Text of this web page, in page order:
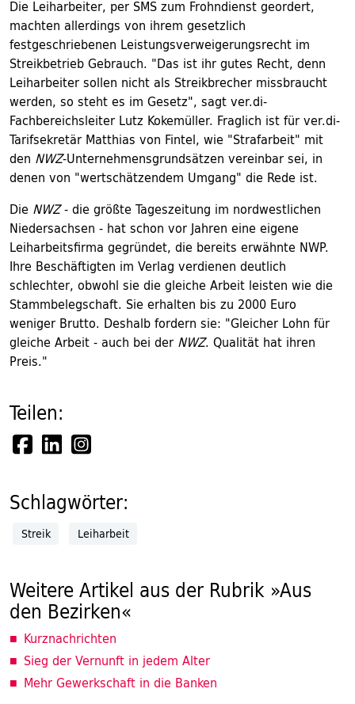
Die Leiharbeiter, per SMS zum Frohndienst geordert,
machten allerdings von ihrem gesetzlich
festgeschriebenen Leistungsverweigerungsrecht im
Streikbetrieb Gebrauch. "Das ist ihr gutes Recht, denn
Leiharbeiter sollen nicht als Streikbrecher missbraucht
werden, so steht es im Gesetz", sagt ver.di-
Fachbereichsleiter Lutz Kokemüller. Fraglich ist für ver.di-
Tarifsekretär Matthias von Fintel, wie "Strafarbeit" mit
den NWZ-Unternehmensgrundsätzen vereinbar sei, in
denen von "wertschätzendem Umgang" die Rede ist.
Die NWZ- die größte Tageszeitung im nordwestlichen
Niedersachsen - hat schon vor Jahren eine eigene
Leiharbeitsfirma gegründet, die bereits erwähnte NWP.
Ihre Beschäftigten im Verlag verdienen deutlich
schlechter, obwohl sie die gleiche Arbeit leisten wie die
Stammbelegschaft. Sie erhalten bis zu 2000 Euro
weniger Brutto. Deshalb fordern sie: "Gleicher Lohn für
gleiche Arbeit - auch bei der NWZ. Qualität hat ihren
Preis."
Teilen:
Schlagwörter:
Streik Leiharbeit
Weitere Artikel aus der Rubrik »Aus
den Bezirken«
Kurznachrichten
Sieg der Vernunft in jedem Alter
Mehr Gewerkschaft in die Banken